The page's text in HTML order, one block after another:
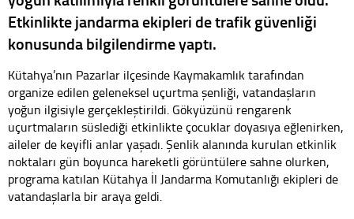
Etkinlikte jandarma ekipleri de trafik güvenliği
konusunda bilgilendirme yaptı.
Kütahya’nın Pazarlar ilçesinde Kaymakamlık tarafından
organize edilen geleneksel uçurtma şenliği, vatandaşların
yoğun ilgisiyle gerçekleştirildi. Gökyüzünü rengarenk
uçurtmaların süslediği etkinlikte çocuklar doyasıya eğlenirken,
aileler de keyifli anlar yaşadı. Şenlik alanında kurulan etkinlik
noktaları gün boyunca hareketli görüntülere sahne olurken,
programa katılan Kütahya İl Jandarma Komutanlığı ekipleri de
vatandaşlarla bir araya geldi.